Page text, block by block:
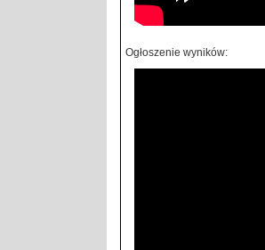
Ogłoszenie wyników: